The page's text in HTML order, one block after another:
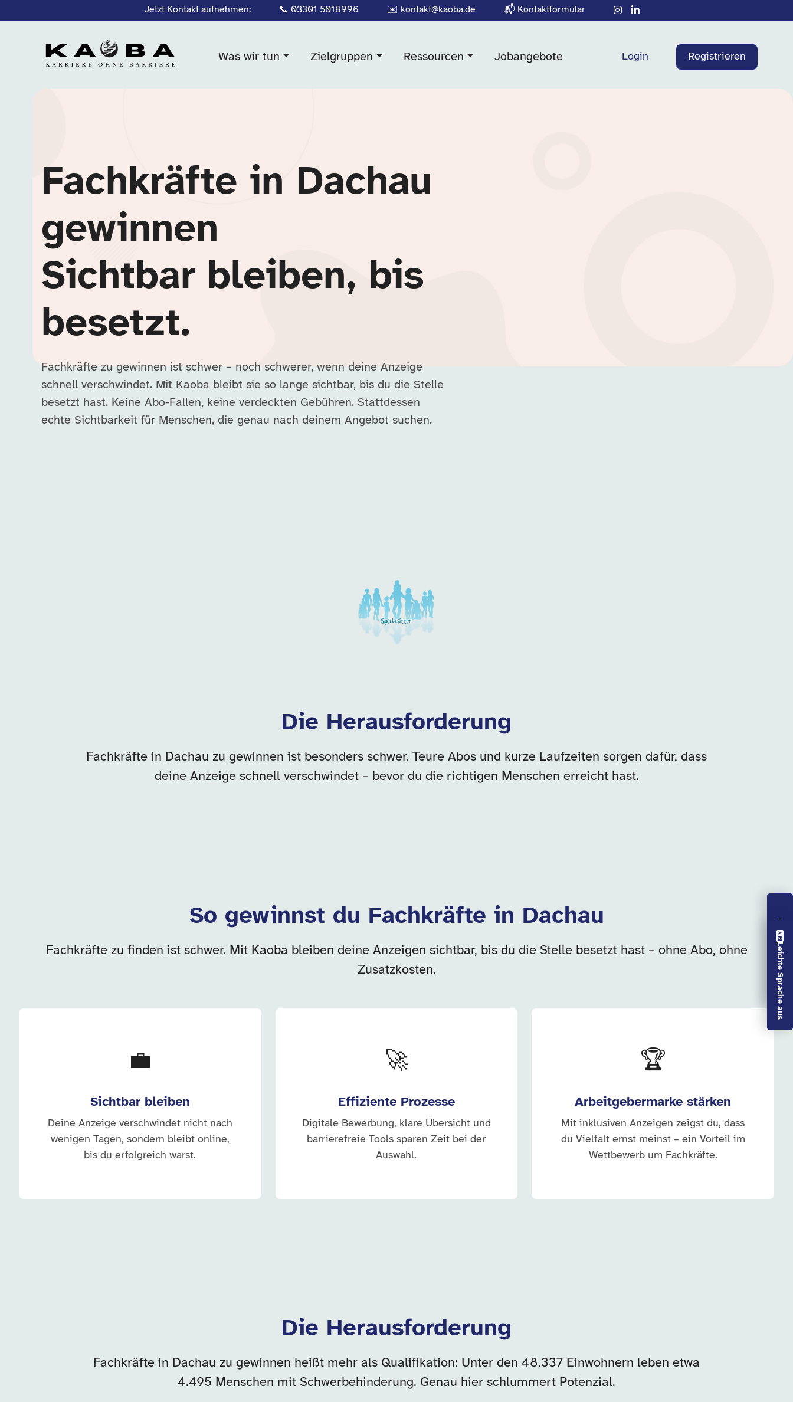
Vorlesen aus
Leichte Sprache aus
Jetzt Kontakt aufnehmen: 📞 03301 5018996 ✉️ kontakt@kaoba.de 📬 Kontaktformular
Was wir tun Zielgruppen Ressourcen Jobangebote Login Registrieren
Fachkräfte in Dachau
gewinnen
Sichtbar bleiben, bis
besetzt.
Fachkräfte zu gewinnen ist schwer – noch schwerer, wenn deine Anzeige
schnell verschwindet. Mit Kaoba bleibt sie so lange sichtbar, bis du die Stelle
besetzt hast. Keine Abo-Fallen, keine verdeckten Gebühren. Stattdessen
echte Sichtbarkeit für Menschen, die genau nach deinem Angebot suchen.
Unsere Arbeitgeber in dieser Kategorie
Die Herausforderung
Fachkräfte in Dachau zu gewinnen ist besonders schwer. Teure Abos und kurze Laufzeiten sorgen dafür, dass
deine Anzeige schnell verschwindet – bevor du die richtigen Menschen erreicht hast.
So gewinnst du Fachkräfte in Dachau
Fachkräfte zu finden ist schwer. Mit Kaoba bleiben deine Anzeigen sichtbar, bis du die Stelle besetzt hast – ohne Abo, ohne
Zusatzkosten.
💼
Sichtbar bleiben
Deine Anzeige verschwindet nicht nach
wenigen Tagen, sondern bleibt online,
bis du erfolgreich warst.
🚀
Effiziente Prozesse
Digitale Bewerbung, klare Übersicht und
barrierefreie Tools sparen Zeit bei der
Auswahl.
🏆
Arbeitgebermarke stärken
Mit inklusiven Anzeigen zeigst du, dass
du Vielfalt ernst meinst – ein Vorteil im
Wettbewerb um Fachkräfte.
Die Herausforderung
Fachkräfte in Dachau zu gewinnen heißt mehr als Qualifikation: Unter den 48.337 Einwohnern leben etwa
4.495 Menschen mit Schwerbehinderung. Genau hier schlummert Potenzial.